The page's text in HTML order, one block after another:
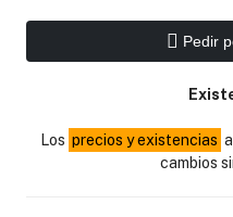
Pedir
Los precios y existencias
cambios